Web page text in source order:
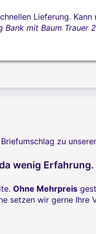
Lieferung. Kann
Bank mit Baum Trauer
zu
wenig Erfahrung.
Ohne Mehrpreis
setzen wir gerne